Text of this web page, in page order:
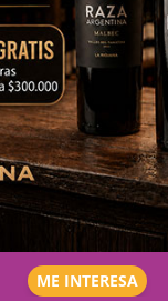
ME INTERESA